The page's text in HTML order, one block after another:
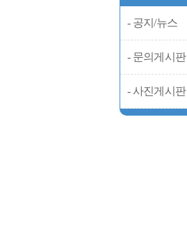
- 공지/뉴스
- 문의게시판
- 사진게시판